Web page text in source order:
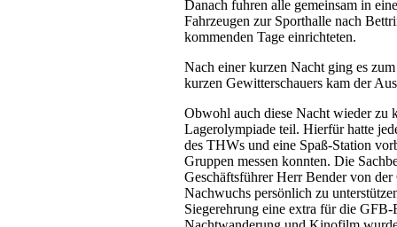
Danach fuhren alle gemeinsam in
Fahrzeugen zur Sporthalle nach
kommenden Tage einrichteten.
Nach einer kurzen Nacht ging es
kurzen Gewitterschauers kam der
Obwohl auch diese Nacht wieder zu
Lagerolympiade teil. Hierfür hatte
des THWs und eine Spaß-Station
Gruppen messen konnten. Die
Geschäftsführer Herr Bender von
Nachwuchs persönlich zu
Siegerehrung eine extra für die